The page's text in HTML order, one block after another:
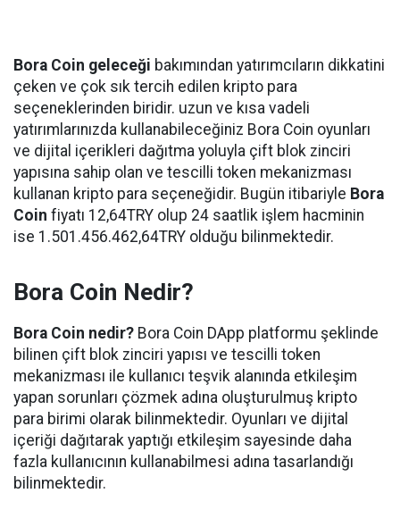
Bora Coin geleceği bakımından yatırımcıların dikkatini
çeken ve çok sık tercih edilen kripto para
seçeneklerinden biridir. uzun ve kısa vadeli
yatırımlarınızda kullanabileceğiniz Bora Coin oyunları
ve dijital içerikleri dağıtma yoluyla çift blok zinciri
yapısına sahip olan ve tescilli token mekanizması
kullanan kripto para seçeneğidir. Bugün itibariyle Bora
Coin fiyatı 12,64TRY olup 24 saatlik işlem hacminin
ise 1.501.456.462,64TRY olduğu bilinmektedir.
Bora Coin Nedir?
Bora Coin nedir? Bora Coin DApp platformu şeklinde
bilinen çift blok zinciri yapısı ve tescilli token
mekanizması ile kullanıcı teşvik alanında etkileşim
yapan sorunları çözmek adına oluşturulmuş kripto
para birimi olarak bilinmektedir. Oyunları ve dijital
içeriği dağıtarak yaptığı etkileşim sayesinde daha
fazla kullanıcının kullanabilmesi adına tasarlandığı
bilinmektedir.